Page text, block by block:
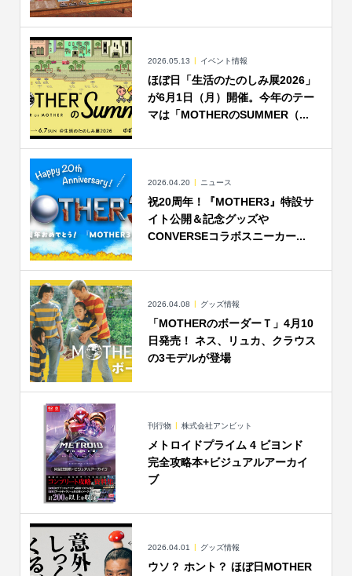
2026.05.13 イベント情報
ほぼ日「生活のたのしみ展2026」
が6月1日（月）開催。今年のテー
マは「MOTHERのSUMMER（...
2026.04.20 ニュース
祝20周年！『MOTHER3』特設サ
イト公開＆記念グッズや
CONVERSEコラボスニーカー...
2026.04.08 グッズ情報
「MOTHERのボーダーＴ」4月10
日発売！ ネス、リュカ、クラウス
の3モデルが登場
刊行物 株式会社アンビット
メトロイドプライム 4 ビヨンド
完全攻略本+ビジュアルアーカイ
ブ
2026.04.01 グッズ情報
ウソ？ ホント？ ほぼ日MOTHER